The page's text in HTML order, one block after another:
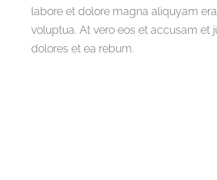
labore et dolore magna aliquyam
voluptua. At vero eos et accusam et
dolores et ea rebum.